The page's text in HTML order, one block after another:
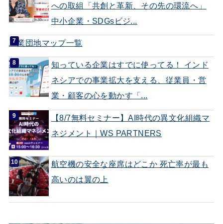
への取組「共創と革新、その先の環流へ」
中小企業・SDGsビジ...
工業団地マップ一覧
知っている企業はすでに使ってる！ インド
ネシアでの事業拡大を支える、従業員・営
業・顧客の心を動かす「...
【8/7無料セミナー】AI時代の異文化組織マ
ネジメント｜WS PARTNERS
航空機の安全な座席はどこか 死亡率が最も
高いのは翼の上